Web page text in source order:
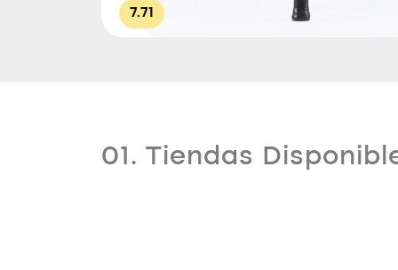
7.71
01. Tiendas